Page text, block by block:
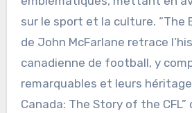
contributions ?
Plusieurs livres mettent en
et les contributions des
canadien. “The Canadian
présente des profils détaillés